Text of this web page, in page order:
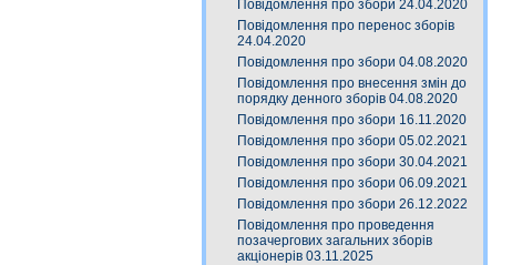
Повідомлення про збори 24.04.2020
Повідомлення про перенос зборів
24.04.2020
Повідомлення про збори 04.08.2020
Повідомлення про внесення змін до
порядку денного зборів 04.08.2020
Повідомлення про збори 16.11.2020
Повідомлення про збори 05.02.2021
Повідомлення про збори 30.04.2021
Повідомлення про збори 06.09.2021
Повідомлення про збори 26.12.2022
Повідомлення про проведення
позачергових загальних зборів
акціонерів 03.11.2025